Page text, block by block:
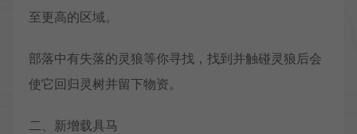
至更高的区域。
部落中有失落的灵狼等你寻找，找到并触碰灵狼后会
使它回归灵树并留下物资。
二、新增载具马